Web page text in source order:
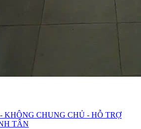
KHÔNG CHUNG CHỦ - HỖ TRỢ
TÂN